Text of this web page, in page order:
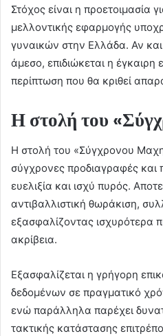
Στόχος είναι η προετοιμασία
μελλοντικής εφαρμογής
γυναικών στην Ελλάδα. Αν και
άμεσο, επιδιώκεται η έγκαιρη
περίπτωση που θα κριθεί
Η στολή του
Η στολή του «Σύγχρονου
σύγχρονες προδιαγραφές και
ευελιξία και ισχύ πυρός.
αντιβαλλιστική θωράκιση,
εξασφαλίζοντας ισχυρότερα
ακρίβεια.
Εξασφαλίζεται η γρήγορη
δεδομένων σε πραγματικό
ενώ παράλληλα παρέχει
τακτικής κατάστασης